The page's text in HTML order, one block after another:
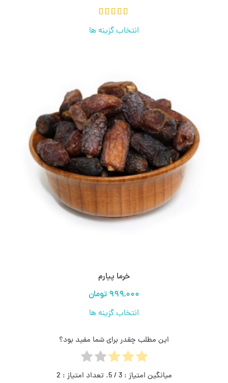
انتخاب گزینه ها
خرما پیارم
انتخاب گزینه ها
این مطلب چقدر برای شما مفید بود؟
میانگین امتیاز :3/ 5. تعداد امتیاز : 2